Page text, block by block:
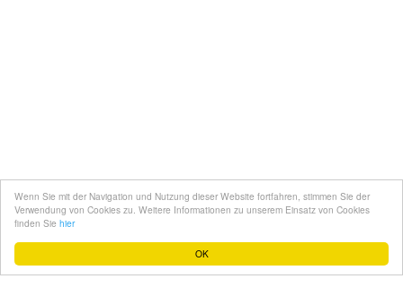
OK
Wenn Sie mit der Navigation und Nutzung dieser Website fortfahren, stimmen Sie der
Verwendung von Cookies zu. Weitere Informationen zu unserem Einsatz von Cookies
finden Sie hier
Topfgucker werden
Über uns
Datenschutz